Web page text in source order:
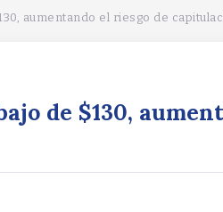
aumentando el riesgo de
de $130,